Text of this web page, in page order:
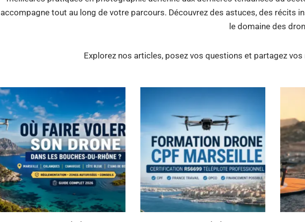
accompagne tout au long de votre parcours. Découvrez des astuces, des récits
le domaine des
Explorez nos articles, posez vos questions et partagez